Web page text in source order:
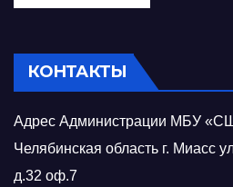
КОНТАКТЫ
Адрес Администрации МБУ
Челябинская область г. Миасс
д.32 оф.7